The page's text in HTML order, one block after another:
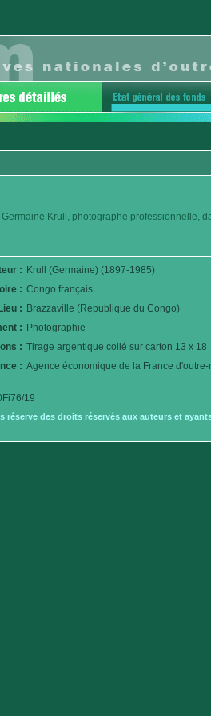
Krull, photographe professionnelle,
: Krull (Germaine) (1897-1985)
: Congo français
Lieu : Brazzaville (République du Congo)
: Photographie
: Tirage argentique collé sur carton 13 x 18
: Agence économique de la France
19
réserve des droits réservés aux auteurs et